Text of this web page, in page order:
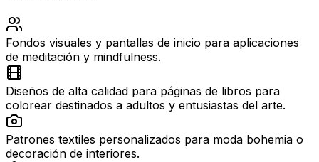
Fondos visuales y pantallas de inicio para aplicaciones
de meditación y mindfulness.
Diseños de alta calidad para páginas de libros para
colorear destinados a adultos y entusiastas del arte.
Patrones textiles personalizados para moda bohemia o
decoración de interiores.